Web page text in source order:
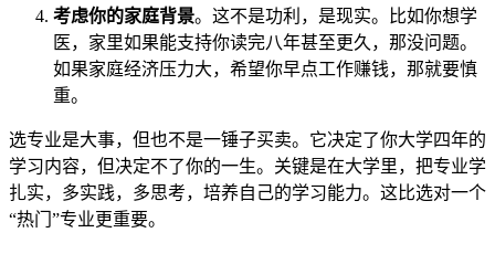
考虑你的家庭背景。这不是功利，是现实。比如你想学
医，家里如果能支持你读完八年甚至更久，那没问题。
如果家庭经济压力大，希望你早点工作赚钱，那就要慎
重。
选专业是大事，但也不是一锤子买卖。它决定了你大学四年的
学习内容，但决定不了你的一生。关键是在大学里，把专业学
扎实，多实践，多思考，培养自己的学习能力。这比选对一个
“热门”专业更重要。